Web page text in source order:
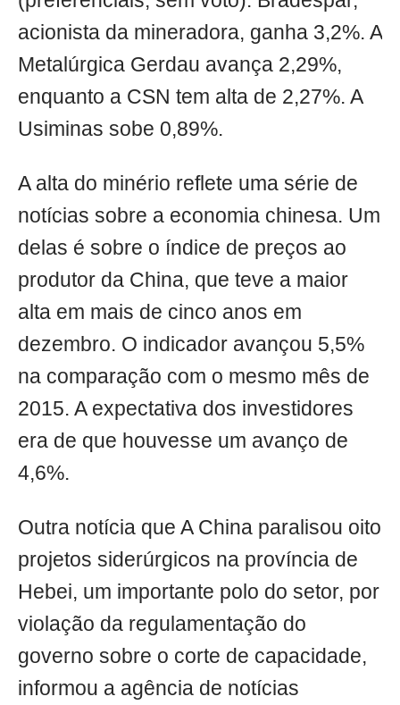
acionista da mineradora, ganha 3,2%. A
Metalúrgica Gerdau avança 2,29%,
enquanto a CSN tem alta de 2,27%. A
Usiminas sobe 0,89%.
A alta do minério reflete uma série de
notícias sobre a economia chinesa. Um
delas é sobre o índice de preços ao
produtor da China, que teve a maior
alta em mais de cinco anos em
dezembro. O indicador avançou 5,5%
na comparação com o mesmo mês de
2015. A expectativa dos investidores
era de que houvesse um avanço de
4,6%.
Outra notícia que A China paralisou oito
projetos siderúrgicos na província de
Hebei, um importante polo do setor, por
violação da regulamentação do
governo sobre o corte de capacidade,
informou a agência de notícias